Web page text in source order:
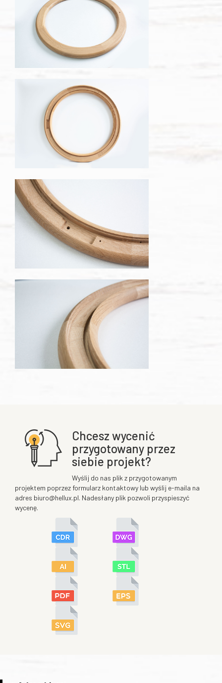
Chcesz wycenić
przygotowany przez
siebie projekt?
Wyślij do nas plik z przygotowanym
projektem poprzez formularz kontaktowy lub wyślij e-maila na
adres biuro@hellux.pl. Nadesłany plik pozwoli przyspieszyć
wycenę.